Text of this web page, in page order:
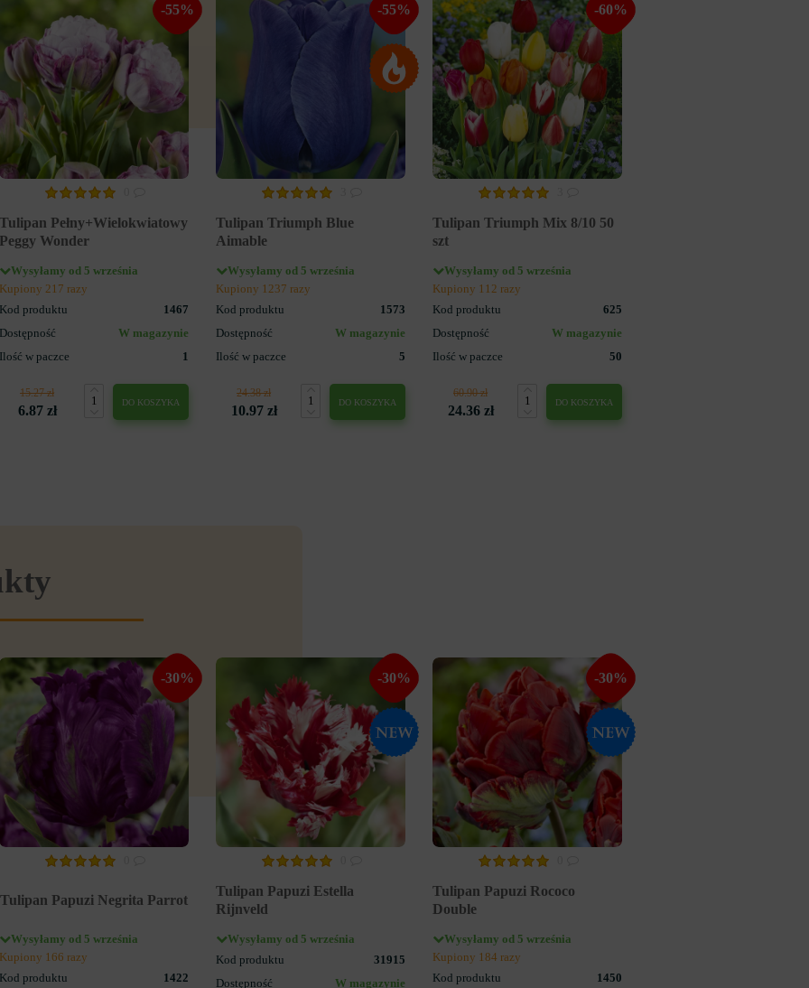
-55%
Tulipan Pełny+Wielokwiatowy
Peggy Wonder
Wysyłamy od 5 września
Kupiony 217 razy
Kod produktu
1467
Dostępność
W magazynie
Ilość w paczce
1
15.27 zł
6.87 zł
DO KOSZYKA
-55%
Tulipan Triumph Blue
Aimable
Wysyłamy od 5 września
Kupiony 1237 razy
Kod produktu
1573
Dostępność
W magazynie
Ilość w paczce
5
24.38 zł
10.97 zł
DO KOSZYKA
-60%
Tulipan Triumph Mix 8/10 50
szt
Wysyłamy od 5 września
Kupiony 112 razy
Kod produktu
625
Dostępność
W magazynie
Ilość w paczce
50
60.90 zł
24.36 zł
DO KOSZYKA
-30%
Tulipan Papuzi Negrita Parrot
Wysyłamy od 5 września
Kupiony 166 razy
Kod produktu
1422
-30%
Tulipan Papuzi Estella
Rijnveld
Wysyłamy od 5 września
Kod produktu
31915
Dostępność
W magazynie
-30%
Tulipan Papuzi Rococo
Double
Wysyłamy od 5 września
Kupiony 184 razy
Kod produktu
1450